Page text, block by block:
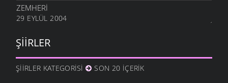
ZEMHERİ
29 EYLÜL 2004
ŞIIRLER
ŞIIRLER KATEGORISI SON 20 İÇERIK